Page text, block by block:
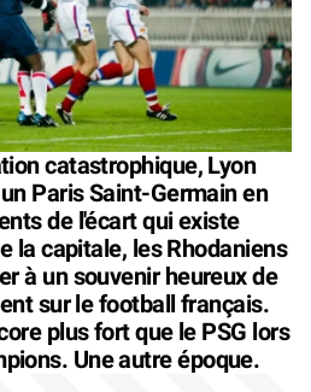
catastrophique, Lyon
Paris Saint-Germain en
de l'écart qui existe
la capitale, les Rhodaniens
à un souvenir heureux de
sur le football français.
plus fort que le PSG lors
Une autre époque.